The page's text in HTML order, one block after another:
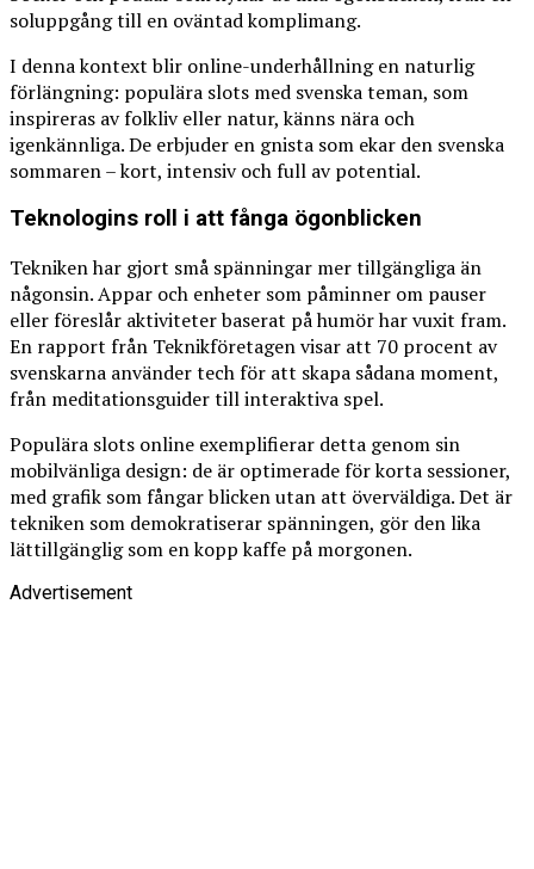
soluppgång till en oväntad komplimang.
I denna kontext blir online-underhållning en naturlig
förlängning: populära slots med svenska teman, som
inspireras av folkliv eller natur, känns nära och
igenkännliga. De erbjuder en gnista som ekar den svenska
sommaren – kort, intensiv och full av potential.
Teknologins roll i att fånga ögonblicken
Tekniken har gjort små spänningar mer tillgängliga än
någonsin. Appar och enheter som påminner om pauser
eller föreslår aktiviteter baserat på humör har vuxit fram.
En rapport från Teknikföretagen visar att 70 procent av
svenskarna använder tech för att skapa sådana moment,
från meditationsguider till interaktiva spel.
Populära slots online exemplifierar detta genom sin
mobilvänliga design: de är optimerade för korta sessioner,
med grafik som fångar blicken utan att överväldiga. Det är
tekniken som demokratiserar spänningen, gör den lika
lättillgänglig som en kopp kaffe på morgonen.
Advertisement